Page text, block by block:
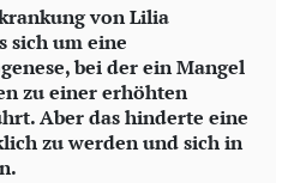
von Lilia
sich um eine
bei der ein Mangel
zu einer erhöhten
Aber das hinderte eine
zu werden und sich in